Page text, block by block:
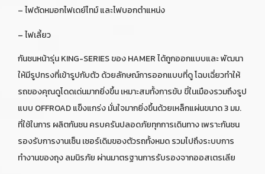
– ไฟตัดหมอกไฟเดย์ไทม์ และไฟบอกตำแหน่ง
– ไฟเลี้ยว
กันชนหน้ารุ่น KING-SERIES ของ HAMER ได้ถูกออกแบบและ พัฒนา
ให้มีรูปทรงที่เข้ารูปกับตัว ด้วยลักษณ์การออกแบบที่ดู โฉบเฉี่ยวทำให้
รถของคุณดูโดดเด่นมากยิ่งขึ้น เหมาะสมทั้งการขับ ขี่ในเมืองรวมถึงรูป
แบบ OFFROAD แข็งแกร่ง มั่นใจมากยิ่งขึ้นด้วยเหล็กแผ่นขนาด 3 มม.
ที่ใช้ในการ ผลิตกันชน ครบครันปลอดภัยทุกการเดินทาง เพราะกันชน
รองรับการงานเซ็น เซอร์เดิมของตัวรถทั้งหมด รวมไปถึงระบบการ
ทำงานของถุง ลมนิรภัย ผ่านมาตรฐานการรับรองจากออสเตรเลีย